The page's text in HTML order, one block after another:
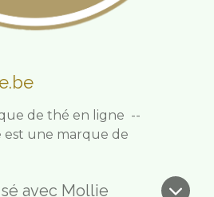
de thé en ligne --
une marque de
avec Mollie